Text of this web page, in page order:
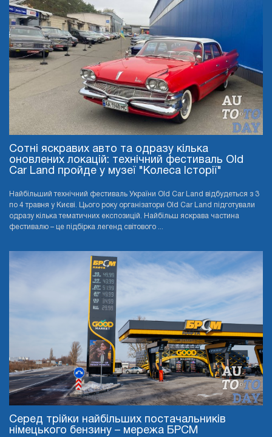
Сотні яскравих авто та одразу кілька
оновлених локацій: технічний фестиваль Old
Car Land пройде у музеї "Колеса Історії"
Найбільший технічний фестиваль України Old Car Land відбудеться з 3
по 4 травня у Києві. Цього року організатори Old Car Land підготували
одразу кілька тематичних експозицій. Найбільш яскрава частина
фестивалю – це підбірка легенд світового ...
Серед трійки найбільших постачальників
німецького бензину – мережа БРСМ